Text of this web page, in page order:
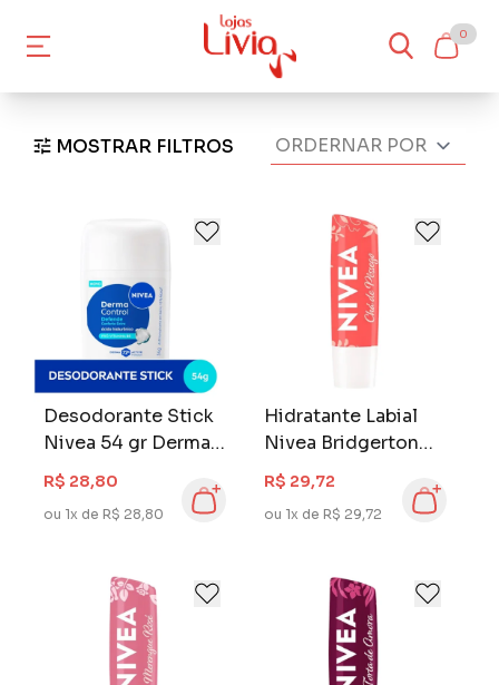
0
MOSTRAR FILTROS
Desodorante Stick
Nivea 54 gr Derma
Control Defende
R$ 28,80
ou 1x de R$ 28,80
Hidratante Labial
Nivea Bridgerton
4,8 gr Chá de
Pêssego
R$ 29,72
ou 1x de R$ 29,72